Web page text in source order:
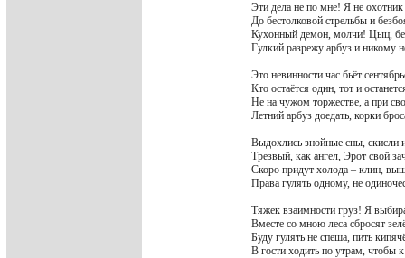
Эти дела не по мне! Я не охотник
До бестолковой стрельбы и
Кухонный демон, молчи! Цыц,
Гулкий разрежу арбуз и никому
Это невинности час бьёт
Кто остаётся один, тот и
Не на чужом торжестве, а при
Летний арбуз доедать, корки
Выдохлись знойные сны, скисли
Трезвый, как ангел, Эрот свой
Скоро придут холода – клин,
Права гулять одному, не
Тяжек взаимности груз! Я
Вместе со мною леса сбросят
Буду гулять не спеша, пить
В гости ходить по утрам, чтобы